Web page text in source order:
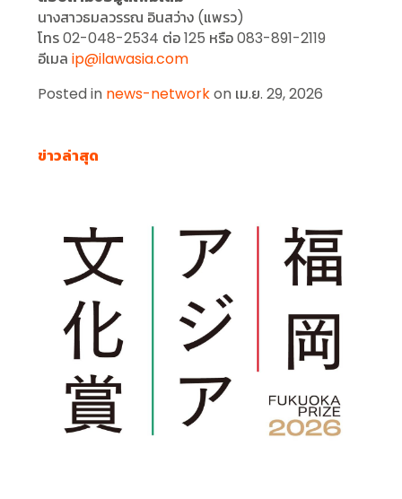
นางสาวธมลวรรณ อินสว่าง (แพรว)
โทร 02-048-2534 ต่อ 125 หรือ 083-891-2119
อีเมลip@ilawasia.com
Posted in news-networkon เม.ย. 29, 2026
ข่าวล่าสุด